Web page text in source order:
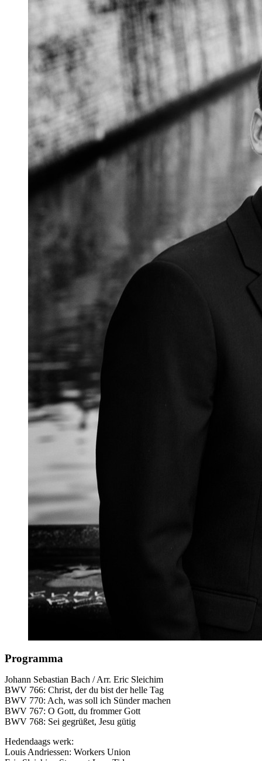
Programma
Johann Sebastian Bach / Arr. Eric Sleichim
BWV 766: Christ, der du bist der helle Tag
BWV 770: Ach, was soll ich Sünder machen
BWV 767: O Gott, du frommer Gott
BWV 768: Sei gegrüßet, Jesu gütig
Hedendaags werk:
Louis Andriessen: Workers Union